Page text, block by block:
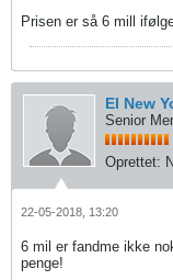
Prisen er så 6 mill
El New
Senior
Oprettet:
22-05-2018, 13:20
6 mil er fandme ikke
penge!